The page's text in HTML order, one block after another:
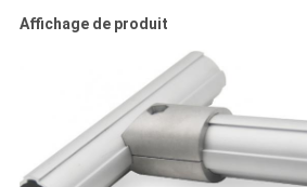
Affichage de produit